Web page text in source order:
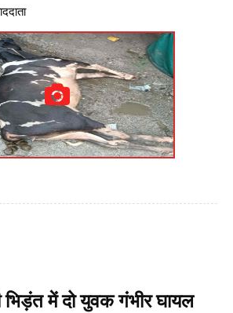
में दो युवक गंभीर घायल